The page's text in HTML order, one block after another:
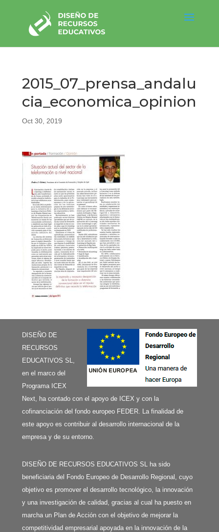
2015_07_prensa_andalu
cia_economica_opinion
Oct 30, 2019
DISEÑO DE
RECURSOS
EDUCATIVOS SL,
en el marco del
Programa ICEX
Next, ha contado con el apoyo de ICEX y con la
cofinanciación del fondo europeo FEDER. La finalidad de
este apoyo es contribuir al desarrollo internacional de la
empresa y de su entorno.
DISEÑO DE RECURSOS EDUCATIVOS SL ha sido
beneficiaria del Fondo Europeo de Desarrollo Regional, cuyo
objetivo es promover el desarrollo tecnológico, la innovación
y una investigación de calidad, gracias al cual ha puesto en
marcha un Plan de Acción con el objetivo de mejorar la
competitividad empresarial apoyada en la innovación de la